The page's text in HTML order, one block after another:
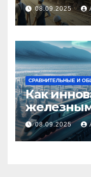
08.09.2025
СРАВНИТЕЛЬНЫЕ И
Как
условиях
08.09.2025